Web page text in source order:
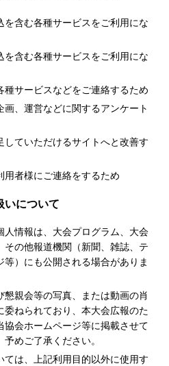
を含む各種サービスをご利用にな
を含む各種サービスをご利用にな
種サービスなどをご連絡するため
、運営などに関するアンケート
していただけるサイトへと改善す
用者様にご連絡をするため
いについて
人情報は、大会プログラム、大会
の他報道機関（新聞、雑誌、テ
）にも公開される場合がありま
親会等の写真、または動画の肖
ねられており、本大会広報のた
会ホームページ等に掲載させて
めご了承ください。
は、上記利用目的以外に使用す